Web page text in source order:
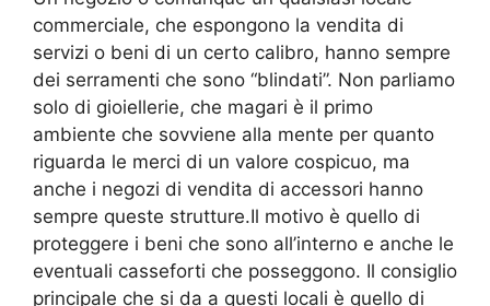
commerciale, che espongono la vendita di
servizi o beni di un certo calibro, hanno sempre
dei serramenti che sono “blindati”. Non parliamo
solo di gioiellerie, che magari è il primo
ambiente che sovviene alla mente per quanto
riguarda le merci di un valore cospicuo, ma
anche i negozi di vendita di accessori hanno
sempre queste strutture.Il motivo è quello di
proteggere i beni che sono all’interno e anche le
eventuali casseforti che posseggono. Il consiglio
principale che si da a questi locali è quello di